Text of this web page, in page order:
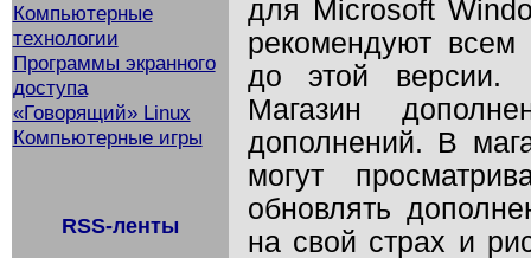
Компьютерные
технологии
Программы экранного
доступа
«Говорящий» Linux
Компьютерные игры
RSS-ленты
для Microsoft
рекомендуют всем
до этой версии.
Магазин
дополнений. В
могут
обновлять
на свой страх и